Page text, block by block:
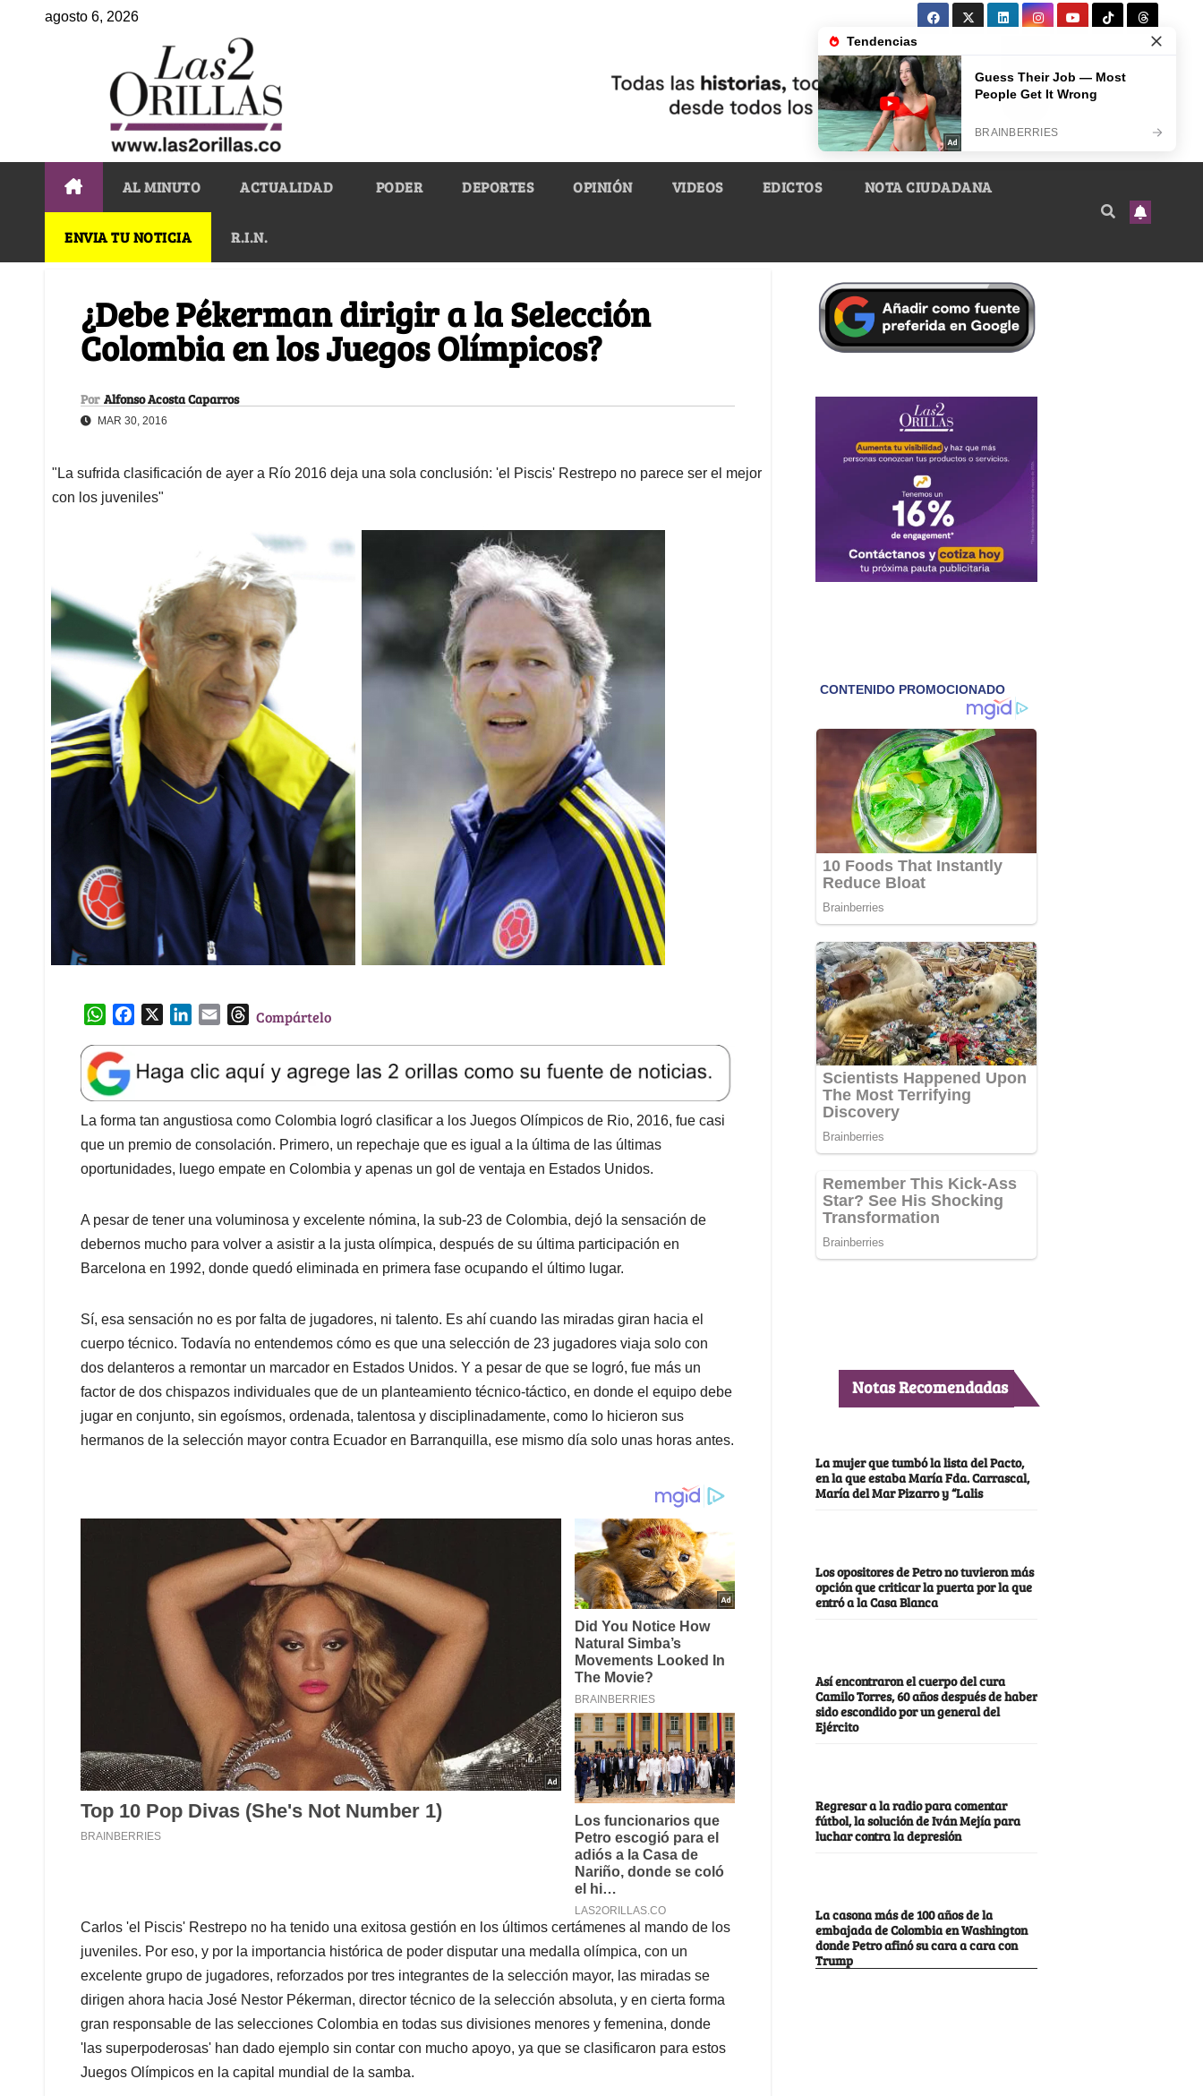
agosto 6, 2026
AL MINUTO ACTUALIDAD PODER DEPORTES OPINIÓN VIDEOS EDICTOS NOTA CIUDADANA
ENVIA TU NOTICIA R.I.N.
¿Debe Pékerman dirigir a la Selección
Colombia en los Juegos Olímpicos?
Por Alfonso Acosta Caparros
MAR 30, 2016
"La sufrida clasificación de ayer a Río 2016 deja una sola conclusión: 'el Piscis' Restrepo no parece ser el mejor
con los juveniles"
W
a
t
s
A
p
p
e
b
o
o
k
k
e
d
I
n
l
T
e
a
d
s
Compártelo
La forma tan angustiosa como Colombia logró clasificar a los Juegos Olímpicos de Rio, 2016, fue casi
que un premio de consolación. Primero, un repechaje que es igual a la última de las últimas
oportunidades, luego empate en Colombia y apenas un gol de ventaja en Estados Unidos.
A pesar de tener una voluminosa y excelente nómina, la sub-23 de Colombia, dejó la sensación de
debernos mucho para volver a asistir a la justa olímpica, después de su última participación en
Barcelona en 1992, donde quedó eliminada en primera fase ocupando el último lugar.
Sí, esa sensación no es por falta de jugadores, ni talento. Es ahí cuando las miradas giran hacia el
cuerpo técnico. Todavía no entendemos cómo es que una selección de 23 jugadores viaja solo con
dos delanteros a remontar un marcador en Estados Unidos. Y a pesar de que se logró, fue más un
factor de dos chispazos individuales que de un planteamiento técnico-táctico, en donde el equipo debe
jugar en conjunto, sin egoísmos, ordenada, talentosa y disciplinadamente, como lo hicieron sus
hermanos de la selección mayor contra Ecuador en Barranquilla, ese mismo día solo unas horas antes.
Carlos 'el Piscis' Restrepo no ha tenido una exitosa gestión en los últimos certámenes al mando de los
juveniles. Por eso, y por la importancia histórica de poder disputar una medalla olímpica, con un
excelente grupo de jugadores, reforzados por tres integrantes de la selección mayor, las miradas se
dirigen ahora hacia José Nestor Pékerman, director técnico de la selección absoluta, y en cierta forma
gran responsable de las selecciones Colombia en todas sus divisiones menores y femenina, donde
'las superpoderosas' han dado ejemplo sin contar con mucho apoyo, ya que se clasificaron para estos
Juegos Olímpicos en la capital mundial de la samba.
Notas Recomendadas
La mujer que tumbó la lista del Pacto,
en la que estaba María Fda. Carrascal,
María del Mar Pizarro y “Lalis
Los opositores de Petro no tuvieron más
opción que criticar la puerta por la que
entró a la Casa Blanca
Así encontraron el cuerpo del cura
Camilo Torres, 60 años después de haber
sido escondido por un general del
Ejército
Regresar a la radio para comentar
fútbol, la solución de Iván Mejía para
luchar contra la depresión
La casona más de 100 años de la
embajada de Colombia en Washington
donde Petro afinó su cara a cara con
Trump